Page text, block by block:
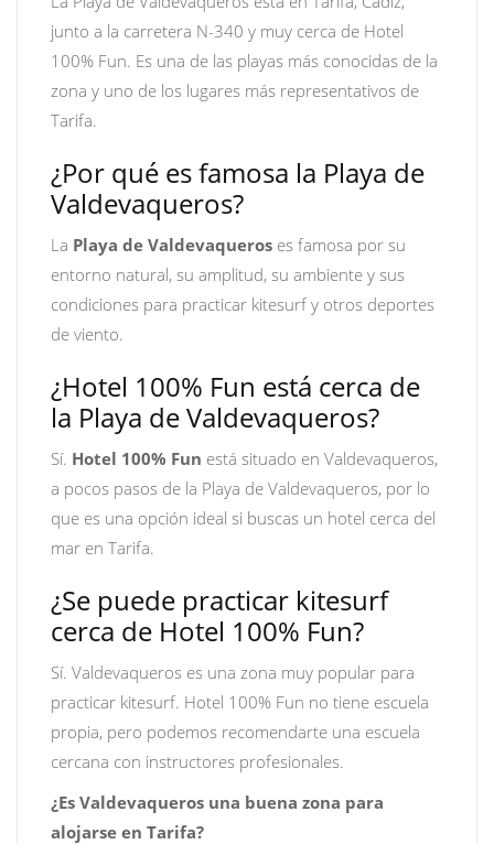
junto a la carretera N-340 y muy cerca de Hotel
100% Fun. Es una de las playas más conocidas de la
zona y uno de los lugares más representativos de
Tarifa.
¿Por qué es famosa la Playa de
Valdevaqueros?
La Playa de Valdevaqueros es famosa por su
entorno natural, su amplitud, su ambiente y sus
condiciones para practicar kitesurf y otros deportes
de viento.
¿Hotel 100% Fun está cerca de
la Playa de Valdevaqueros?
Sí. Hotel 100% Fun está situado en Valdevaqueros,
a pocos pasos de la Playa de Valdevaqueros, por lo
que es una opción ideal si buscas un hotel cerca del
mar en Tarifa.
¿Se puede practicar kitesurf
cerca de Hotel 100% Fun?
Sí. Valdevaqueros es una zona muy popular para
practicar kitesurf. Hotel 100% Fun no tiene escuela
propia, pero podemos recomendarte una escuela
cercana con instructores profesionales.
¿Es Valdevaqueros una buena zona para
alojarse en Tarifa?